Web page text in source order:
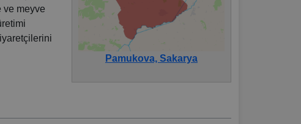
ve meyve
Pamukova, Sakarya